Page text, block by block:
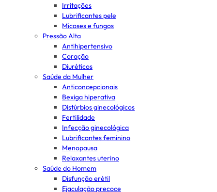
Irritações
Lubrificantes pele
Micoses e fungos
Pressão Alta
Antihipertensivo
Coração
Diuréticos
Saúde da Mulher
Anticoncepcionais
Bexiga hiperativa
Distúrbios ginecológicos
Fertilidade
Infecção ginecológica
Lubrificantes feminino
Menopausa
Relaxantes uterino
Saúde do Homem
Disfunção erétil
Ejaculação precoce